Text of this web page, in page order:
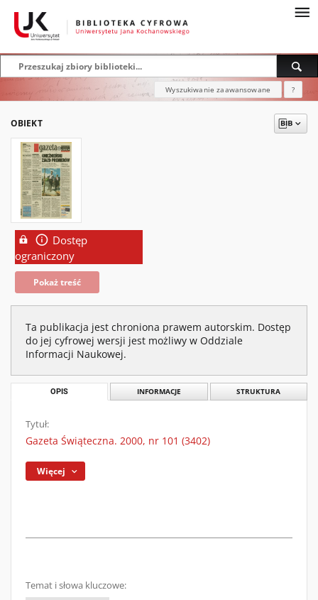
Wyszukiwanie zaawansowane ?
OBIEKT
Dostęp
ograniczony
Pokaż treść
Ta publikacja jest chroniona prawem autorskim. Dostęp
do jej cyfrowej wersji jest możliwy w Oddziale
Informacji Naukowej.
OPIS INFORMACJE STRUKTURA
Tytuł:
Gazeta Świąteczna. 2000, nr 101 (3402)
Więcej
Temat i słowa kluczowe: